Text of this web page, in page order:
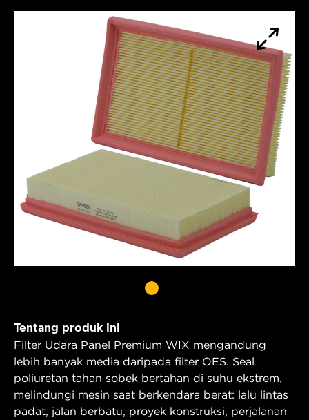
Tentang produk ini
Filter Udara Panel Premium WIX mengandung
lebih banyak media daripada filter OES. Seal
poliuretan tahan sobek bertahan di suhu ekstrem,
melindungi mesin saat berkendara berat: lalu lintas
padat, jalan berbatu, proyek konstruksi, perjalanan